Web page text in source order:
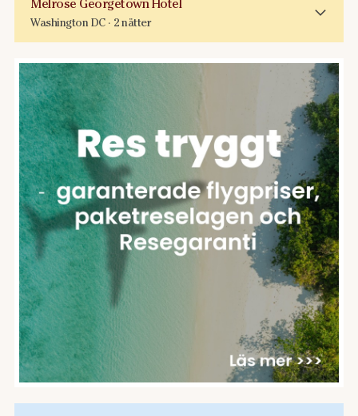
Melrose Georgetown Hotel
Washington DC · 2 nätter